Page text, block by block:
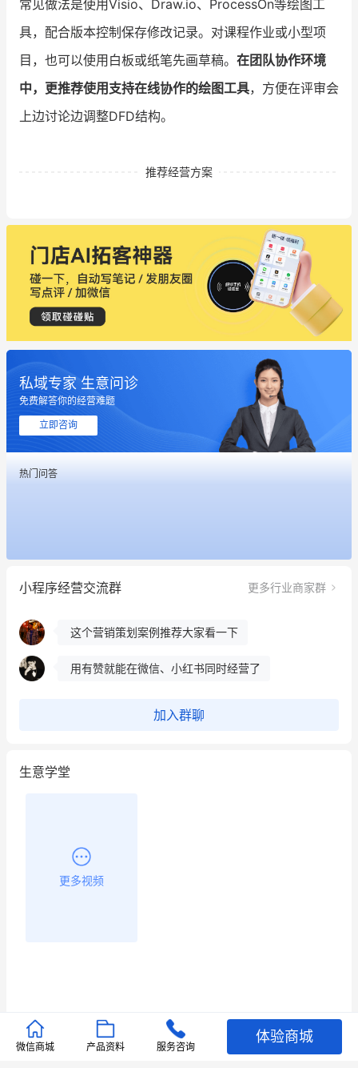
常见做法是使用Visio、Draw.io、ProcessOn等绘图工
具，配合版本控制保存修改记录。对课程作业或小型项
目，也可以使用白板或纸笔先画草稿。 在团队协作环境
中，更推荐使用支持在线协作的绘图工具，方便在评审会
上边讨论边调整DFD结构。
推荐经营方案
私域专家 生意问诊
免费解答你的经营难题
立即咨询
热门问答
小程序经营交流群 更多行业商家群
这个营销策划案例推荐大家看一下
用有赞就能在微信、小红书同时经营了
冰墩墩货源充足需要的联系我
这个营销策划案例推荐大家看一下
用有赞就能在微信、小红书同时经营了
餐饮也得靠私域和服务提高竞争力
加入群聊
生意学堂
更多视频
推荐文章
微信商城 产品资料 服务咨询
体验商城